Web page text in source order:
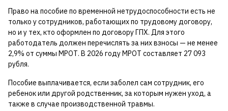
Право на пособие по временной нетрудоспособности есть не
только у сотрудников, работающих по трудовому договору,
но и у тех, кто оформлен по договору ГПХ. Для этого
работодатель должен перечислять за них взносы — не менее
2,9% от суммы МРОТ. В 2026 году МРОТ составляет 27 093
рубля.
Пособие выплачивается, если заболел сам сотрудник, его
ребенок или другой родственник, за которым нужен уход, а
также в случае производственной травмы.